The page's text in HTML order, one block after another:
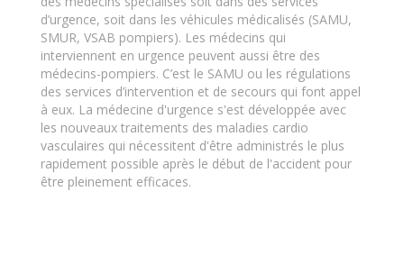
d’urgence, soit dans les véhicules médicalisés (SAMU,
SMUR, VSAB pompiers). Les médecins qui
interviennent en urgence peuvent aussi être des
médecins-pompiers. C’est le SAMU ou les régulations
des services d’intervention et de secours qui font appel
à eux. La médecine d'urgence s'est développée avec
les nouveaux traitements des maladies cardio
vasculaires qui nécessitent d'être administrés le plus
rapidement possible après le début de l'accident pour
être pleinement efficaces.